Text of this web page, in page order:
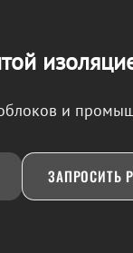
и
ЗАПРОСИТЬ